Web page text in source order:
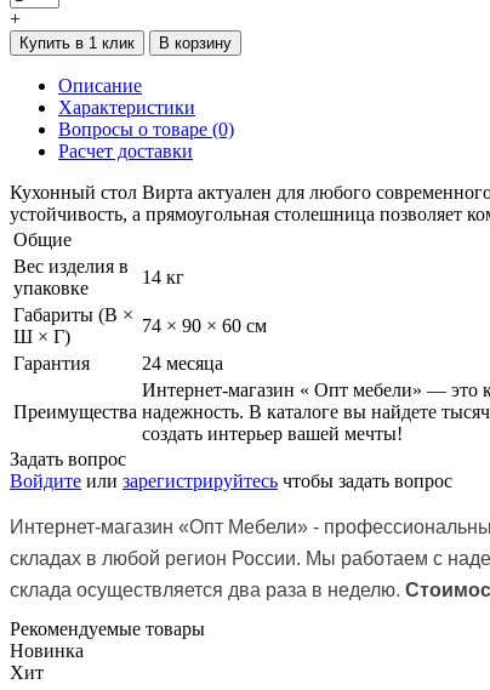
+
Купить в 1 клик В корзину
Описание
Характеристики
Вопросы о товаре (0)
Расчет доставки
Кухонный стол Вирта актуален для любого
устойчивость, а прямоугольная столешница позволяет
Общие
Вес изделия в
упаковке
14 кг
Габариты (В ×
Ш × Г)
74 × 90 × 60 см
Гарантия
24 месяца
Преимущества
Интернет-магазин « Опт мебели» — это
надежность. В каталоге вы найдете
создать интерьер вашей мечты!
Задать вопрос
Войдите или зарегистрируйтесь чтобы задать вопрос
Интернет-магазин «Опт Мебели» -
складах в любой регион России. Мы работаем с
склада осуществляется два раза в неделю.
Рекомендуемые товары
Новинка
Хит